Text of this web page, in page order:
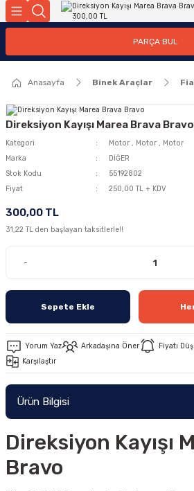
PARÇA BUL
Anasayfa Binek Araçlar
Direksiyon Kayışı Marea Brava Bravo
Kategori Motor , Motor , Motor
Marka
DİĞER
Stok Kodu
55192802
Fiyat
250,00 TL + KDV
300,00 TL
31,22 TL den başlayan taksitlerle!!
-
Sepete Ekle
Yorum Yaz Arkadaşına Öner Fiyatı
Karşılaştır
Ürün Bilgisi
Direksiyon Kayışı
Bravo